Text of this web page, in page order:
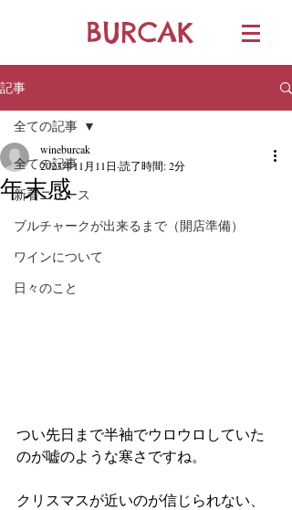
BURCAK
記事
全ての記事
新着ニュース
ブルチャークが出来るまで（開店準備）
ワインについて
日々のこと
全ての記事
年末感
wineburcak
2023年11月11日 読了時間: 2分
つい先日まで半袖でウロウロしていた
のが嘘のような寒さですね。
クリスマスが近いのが信じられない、